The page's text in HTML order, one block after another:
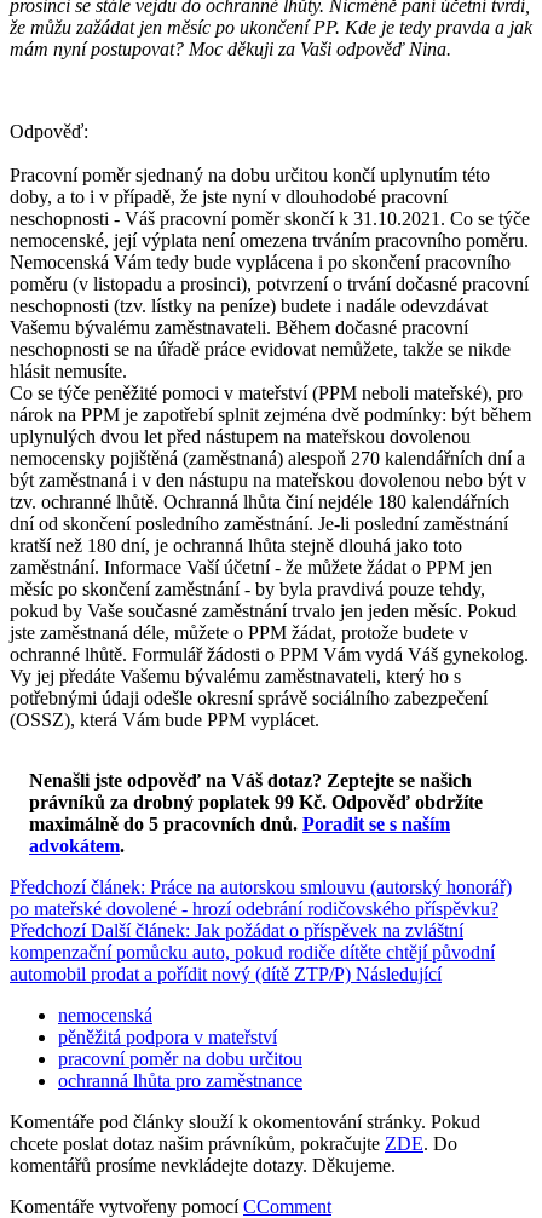
prosinci se stále vejdu do ochranné lhůty. Nicméně paní účetní tvrdí,
že můžu zažádat jen měsíc po ukončení PP. Kde je tedy pravda a jak
mám nyní postupovat? Moc děkuji za Vaši odpověď Nina.
Odpověď:
Pracovní poměr sjednaný na dobu určitou končí uplynutím této
doby, a to i v případě, že jste nyní v dlouhodobé pracovní
neschopnosti - Váš pracovní poměr skončí k 31.10.2021. Co se týče
nemocenské, její výplata není omezena trváním pracovního poměru.
Nemocenská Vám tedy bude vyplácena i po skončení pracovního
poměru (v listopadu a prosinci), potvrzení o trvání dočasné pracovní
neschopnosti (tzv. lístky na peníze) budete i nadále odevzdávat
Vašemu bývalému zaměstnavateli. Během dočasné pracovní
neschopnosti se na úřadě práce evidovat nemůžete, takže se nikde
hlásit nemusíte.
Co se týče peněžité pomoci v mateřství (PPM neboli mateřské), pro
nárok na PPM je zapotřebí splnit zejména dvě podmínky: být během
uplynulých dvou let před nástupem na mateřskou dovolenou
nemocensky pojištěná (zaměstnaná) alespoň 270 kalendářních dní a
být zaměstnaná i v den nástupu na mateřskou dovolenou nebo být v
tzv. ochranné lhůtě. Ochranná lhůta činí nejdéle 180 kalendářních
dní od skončení posledního zaměstnání. Je-li poslední zaměstnání
kratší než 180 dní, je ochranná lhůta stejně dlouhá jako toto
zaměstnání. Informace Vaší účetní - že můžete žádat o PPM jen
měsíc po skončení zaměstnání - by byla pravdivá pouze tehdy,
pokud by Vaše současné zaměstnání trvalo jen jeden měsíc. Pokud
jste zaměstnaná déle, můžete o PPM žádat, protože budete v
ochranné lhůtě. Formulář žádosti o PPM Vám vydá Váš gynekolog.
Vy jej předáte Vašemu bývalému zaměstnavateli, který ho s
potřebnými údaji odešle okresní správě sociálního zabezpečení
(OSSZ), která Vám bude PPM vyplácet.
Nenašli jste odpověď na Váš dotaz? Zeptejte se našich
právníků za drobný poplatek 99 Kč. Odpověď obdržíte
maximálně do 5 pracovních dnů. Poradit se s naším
advokátem.
Předchozí článek: Práce na autorskou smlouvu (autorský honorář)
po mateřské dovolené - hrozí odebrání rodičovského příspěvku?
Předchozí Další článek: Jak požádat o příspěvek na zvláštní
kompenzační pomůcku auto, pokud rodiče dítěte chtějí původní
automobil prodat a pořídit nový (dítě ZTP/P) Následující
nemocenská
pěněžitá podpora v mateřství
pracovní poměr na dobu určitou
ochranná lhůta pro zaměstnance
Komentáře pod články slouží k okomentování stránky. Pokud
chcete poslat dotaz našim právníkům, pokračujte ZDE. Do
komentářů prosíme nevkládejte dotazy. Děkujeme.
Komentáře vytvořeny pomocíCComment